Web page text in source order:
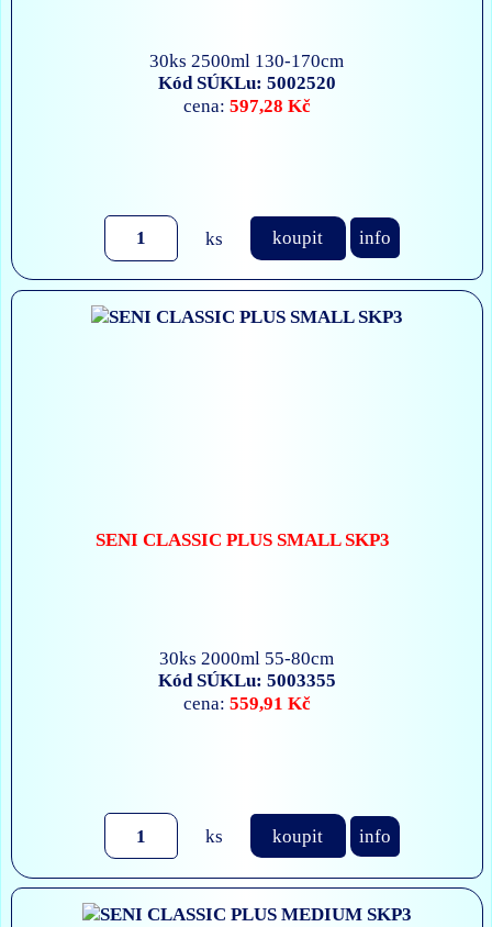
30ks 2500ml 130-170cm
Kód SÚKLu: 5002520
cena: 597,28 Kč
ks koupit info
SENI CLASSIC PLUS SMALL SKP3
30ks 2000ml 55-80cm
Kód SÚKLu: 5003355
cena: 559,91 Kč
ks koupit info